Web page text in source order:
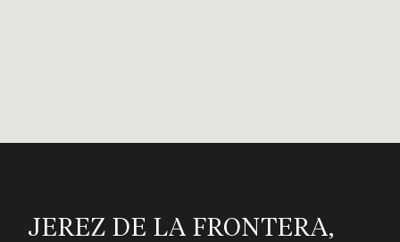
JEREZ DE LA FRONTERA,